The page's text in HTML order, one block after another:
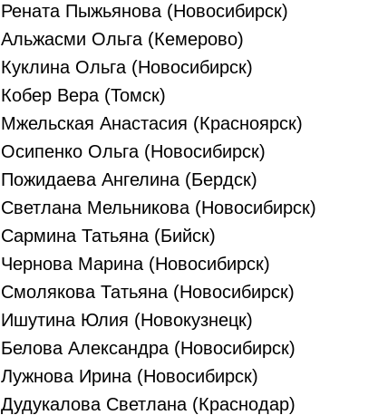
Рената Пыжьянова (Новосибирск)
Альжасми Ольга (Кемерово)
Куклина Ольга (Новосибирск)
Кобер Вера (Томск)
Мжельская Анастасия (Красноярск)
Осипенко Ольга (Новосибирск)
Пожидаева Ангелина (Бердск)
Светлана Мельникова (Новосибирск)
Сармина Татьяна (Бийск)
Чернова Марина (Новосибирск)
Смолякова Татьяна (Новосибирск)
Ишутина Юлия (Новокузнецк)
Белова Александра (Новосибирск)
Лужнова Ирина (Новосибирск)
Дудукалова Светлана (Краснодар)